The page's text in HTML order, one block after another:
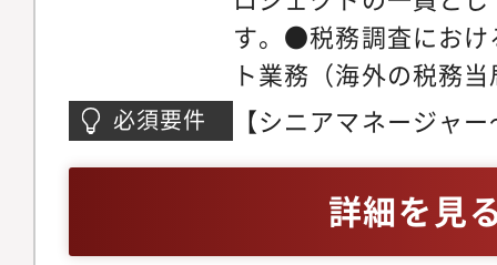
所沖縄県那覇市おも
ザ・テラスオフィス
す。●税務調査におけ
ト業務（海外の税務
する税務調査をサポ
の整理、照会文書の
などのサポート業務
必須要件
【シニアマネージャ
のいずれかの経験を
法律事務所や事業会
詳細を見